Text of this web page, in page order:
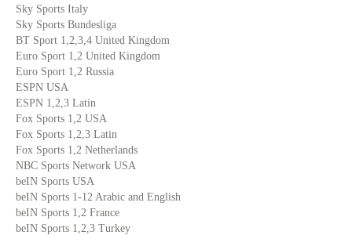
Sky Sports Italy
Sky Sports Bundesliga
BT Sport 1,2,3,4 United Kingdom
Euro Sport 1,2 United Kingdom
Euro Sport 1,2 Russia
ESPN USA
ESPN 1,2,3 Latin
Fox Sports 1,2 USA
Fox Sports 1,2,3 Latin
Fox Sports 1,2 Netherlands
NBC Sports Network USA
beIN Sports USA
beIN Sports 1-12 Arabic and English
beIN Sports 1,2 France
beIN Sports 1,2,3 Turkey